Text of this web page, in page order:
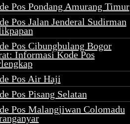
Pos Pondang Amurang Timur
Pos Jalan Jenderal Sudirman
Pos Cibungbulang Bogor
Informasi Kode Pos
Pos Air Haji
Pos Pisang Selatan
Pos Malangjiwan Colomadu